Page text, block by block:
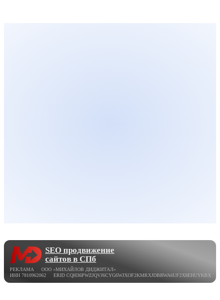
SEO продвижение
сайтов в СПб
РЕКЛАМА ООО «МИХАЙЛОВ ДИДЖИТАЛ»
ИНН 7810962062 ERID CQH36PWZJQVJ6CYG6WJXOF2KMRXJDBRWA6UF2X8EHUYKBX